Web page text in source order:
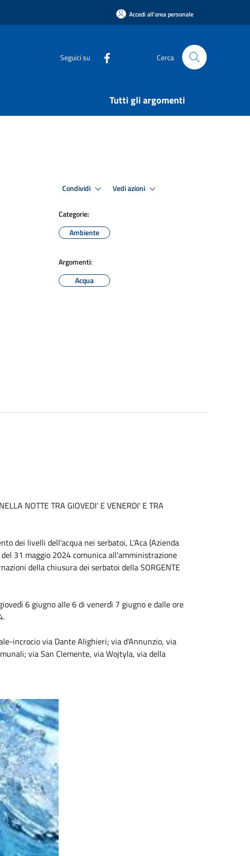
Accedi all'area personale
Seguici su Cerca
Tutti gli argomenti
Condividi Vedi azioni
Categorie:
Ambiente
Argomenti:
Acqua
NOTTE TRA GIOVEDI' E VENERDI' E TRA
dei livelli dell'acqua nei serbatoi, L'Aca (Azienda
31 maggio 2024 comunica all'amministrazione
della chiusura dei serbatoi della SORGENTE
6 giugno alle 6 di venerdì 7 giugno e dalle ore
incrocio via Dante Alighieri; via d'Annunzio, via
via San Clemente, via Wojtyla, via della